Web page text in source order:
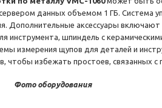
данных объемом 1 ГБ. Система
Дополнительные аксессуары
инструмента, шпиндель с
измерения щупов для деталей и
избежать простоев, связанных с
Фото оборудования